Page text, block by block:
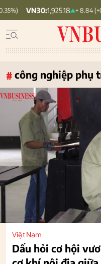
+ 8.84 (+0.46%) VNINDEX:
# công nghiệp phụ
Việt Nam
Dấu hỏi cơ hội